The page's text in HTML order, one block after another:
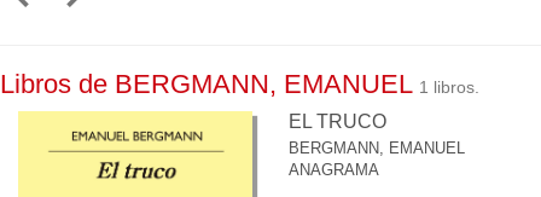
Libros de BERGMANN, EMANUEL 1 libros.
EL TRUCO
BERGMANN, EMANUEL
ANAGRAMA